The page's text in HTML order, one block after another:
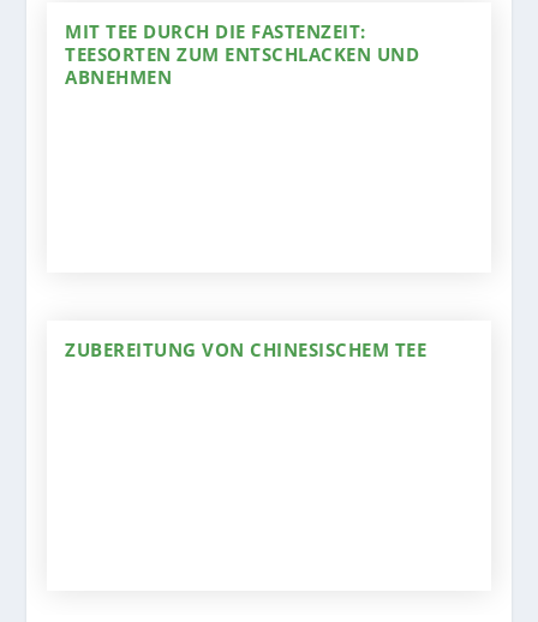
MIT TEE DURCH DIE FASTENZEIT:
TEESORTEN ZUM ENTSCHLACKEN UND
ABNEHMEN
ZUBEREITUNG VON CHINESISCHEM TEE